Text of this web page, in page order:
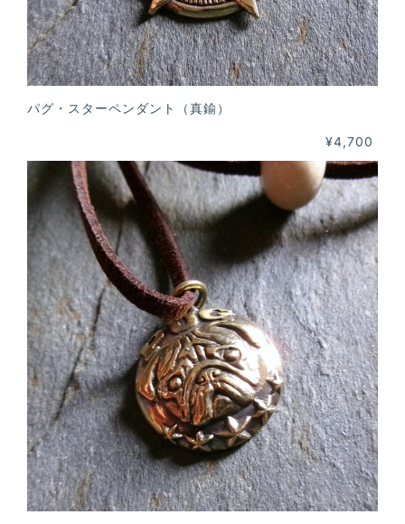
パグ・スターペンダント（真鍮）
¥4,700